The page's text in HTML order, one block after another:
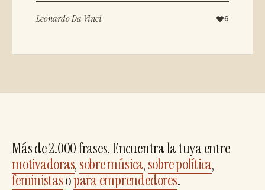
Leonardo Da Vinci 6
Más de 2.000 frases. Encuentra la tuya entre
motivadoras,sobre música,sobre política,
feministasopara emprendedores.